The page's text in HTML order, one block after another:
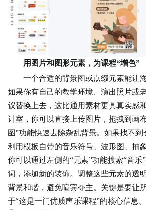
用图片和图形元素，为课程“增色”
一个合适的背景图或点缀元素能让
如果你有自己的教学环境、演出照片或
议替换上去，这比通用素材更具真实感
计室，你可以直接上传图片，拖拽到画
图”功能快速去除杂乱背景。如果找不到
利用模板自带的音乐符号、波形图、抽
你可以通过左侧的“元素”功能搜索“音乐
词，添加新的装饰。调整这些元素的透
背景和谐，避免喧宾夺主。关键是要让
于“这是一门优质声乐课程”的核心信息。